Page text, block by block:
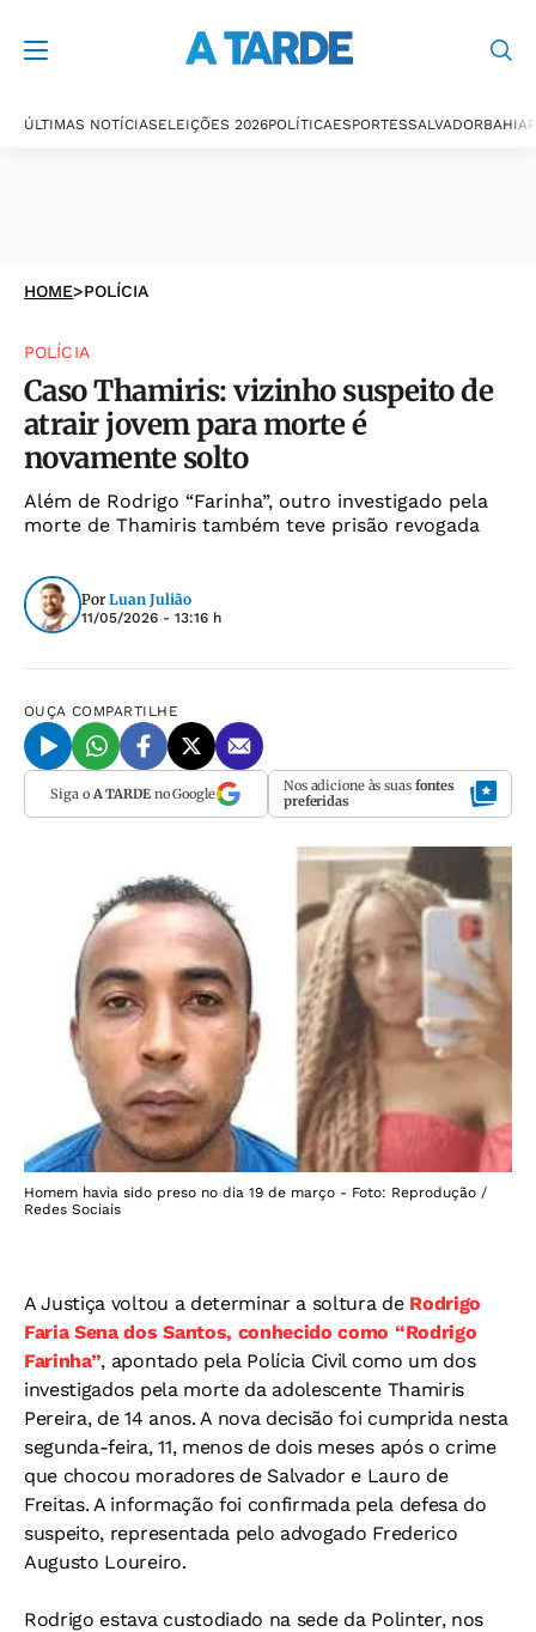
ÚLTIMAS NOTÍCIASELEIÇÕES 2026POLÍTICAESPORTESSALVADORBAHIA
HOME>POLÍCIA
POLÍCIA
Caso Thamiris: vizinho suspeito de
atrair jovem para morte é
novamente solto
Além de Rodrigo “Farinha”, outro investigado pela
morte de Thamiris também teve prisão revogada
Por Luan Julião
11/05/2026 - 13:16 h
OUÇA COMPARTILHE
Siga o A TARDEno Google Nos adicione às suas fontes
preferidas
Homem havia sido preso no dia 19 de março - Foto: Reprodução /
Redes Sociais
A Justiça voltou a determinar a soltura de Rodrigo
Faria Sena dos Santos, conhecido como “Rodrigo
Farinha”, apontado pela Polícia Civil como um dos
investigados pela morte da adolescente Thamiris
Pereira, de 14 anos. A nova decisão foi cumprida nesta
segunda-feira, 11, menos de dois meses após o crime
que chocou moradores de Salvador e Lauro de
Freitas. A informação foi confirmada pela defesa do
suspeito, representada pelo advogado Frederico
Augusto Loureiro.
Rodrigo estava custodiado na sede da Polinter, nos